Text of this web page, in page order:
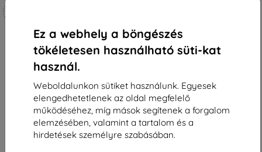
Ez a webhely a böngészés
tökéletesen használható süti-kat
használ.
Weboldalunkon sütiket használunk. Egyesek
elengedhetetlenek az oldal megfelelő
működéséhez, míg mások segítenek a forgalom
elemzésében, valamint a tartalom és a
hirdetések személyre szabásában.
6 990 Ft
6 291 Ft
Raktáron 4 darab
2 871 Ft
Raktáron 1 darab
Összes találat6.